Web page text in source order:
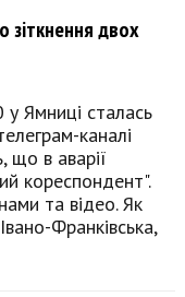
зіткнення двох
у Ямниці сталась
каналі
що в аварії
кореспондент".
та відео. Як
Франківська,